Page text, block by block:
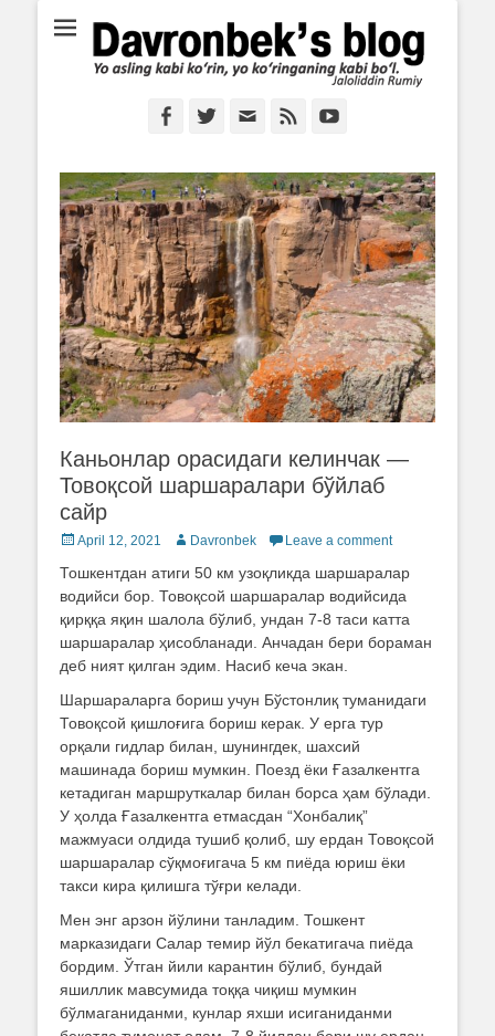
Davronbek's blog
Ё аслинг каби кўрин, ё кўринганинг каби бўл. Ж.Румий
Facebook
Twitter Email Feed
Каньонлар орасидаги келинчак —
Товоқсой шаршаралари бўйлаб
сайр
Posted
April 12, 2021 AuthorDavronbek Leave a comment
Тошкентдан атиги 50 км узоқликда шаршаралар
водийси бор. Товоқсой шаршаралар водийсида
қирққа яқин шалола бўлиб, ундан 7-8 таси катта
шаршаралар ҳисобланади. Анчадан бери бораман
деб ният қилган эдим. Насиб кеча экан.
Шаршараларга бориш учун Бўстонлиқ туманидаги
Товоқсой қишлоғига бориш керак. У ерга тур
орқали гидлар билан, шунингдек, шахсий
машинада бориш мумкин. Поезд ёки Ғазалкентга
кетадиган маршруткалар билан борса ҳам бўлади.
У ҳолда Ғазалкентга етмасдан “Хонбалиқ”
мажмуаси олдида тушиб қолиб, шу ердан Товоқсой
шаршаралар сўқмоғигача 5 км пиёда юриш ёки
такси кира қилишга тўғри келади.
Мен энг арзон йўлини танладим. Тошкент
марказидаги Салар темир йўл бекатигача пиёда
бордим. Ўтган йили карантин бўлиб, бундай
яшиллик мавсумида тоққа чиқиш мумкин
бўлмаганиданми, кунлар яхши исиганиданми